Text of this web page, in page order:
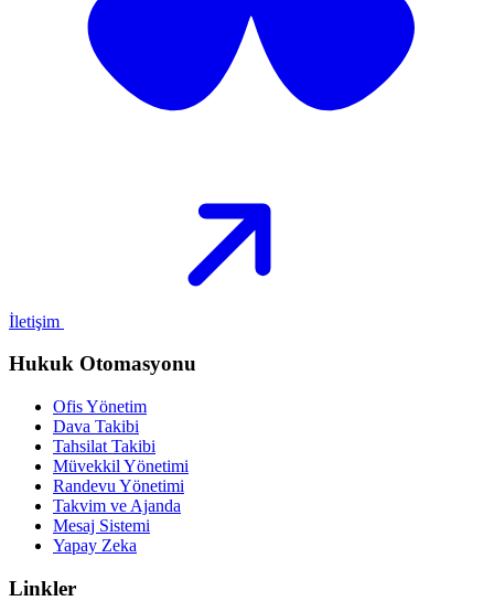
İletişim
Hukuk Otomasyonu
Ofis Yönetim
Dava Takibi
Tahsilat Takibi
Müvekkil Yönetimi
Randevu Yönetimi
Takvim ve Ajanda
Mesaj Sistemi
Yapay Zeka
Linkler